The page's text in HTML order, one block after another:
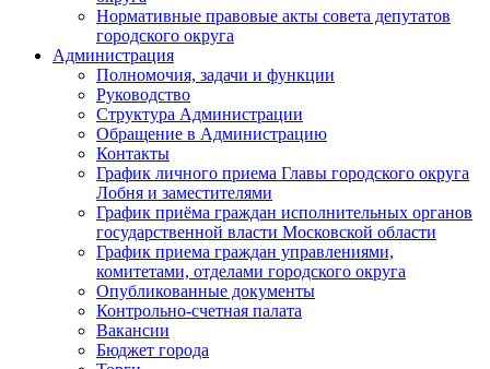
Нормативные правовые акты совета депутатов
городского округа
Администрация
Полномочия, задачи и функции
Руководство
Структура Администрации
Обращение в Администрацию
Контакты
График личного приема Главы городского округа
Лобня и заместителями
График приёма граждан исполнительных органов
государственной власти Московской области
График приема граждан управлениями,
комитетами, отделами городского округа
Опубликованные документы
Контрольно-счетная палата
Вакансии
Бюджет города